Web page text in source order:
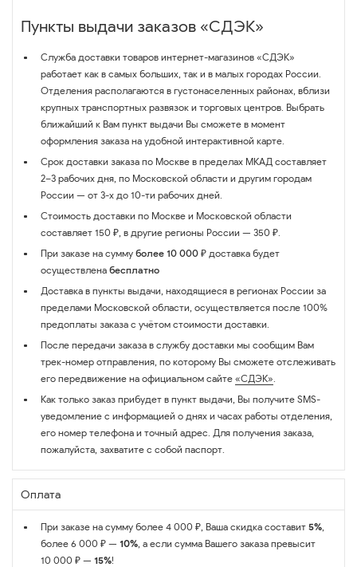
Пункты выдачи заказов «СДЭК»
Служба доставки товаров интернет-магазинов «СДЭК»
работает как в самых больших, так и в малых городах России.
Отделения располагаются в густонаселенных районах, вблизи
крупных транспортных развязок и торговых центров. Выбрать
ближайший к Вам пункт выдачи Вы сможете в момент
оформления заказа на удобной интерактивной карте.
Срок доставки заказа по Москве в пределах МКАД составляет
2–3 рабочих дня, по Московской области и другим городам
России — от 3-х до 10-ти рабочих дней.
Стоимость доставки по Москве и Московской области
составляет 150 ₽, в другие регионы России — 350 ₽.
При заказе на сумму более 10 000 ₽ доставка будет
осуществлена бесплатно
Доставка в пункты выдачи, находящиеся в регионах России за
пределами Московской области, осуществляется после 100%
предоплаты заказа с учётом стоимости доставки.
После передачи заказа в службу доставки мы сообщим Вам
трек-номер отправления, по которому Вы сможете отслеживать
его передвижение на официальном сайте «СДЭК».
Как только заказ прибудет в пункт выдачи, Вы получите SMS-
уведомление с информацией о днях и часах работы отделения,
его номер телефона и точный адрес. Для получения заказа,
пожалуйста, захватите с собой паспорт.
Оплата
При заказе на сумму более 4 000 ₽, Ваша скидка составит 5%,
более 6 000 ₽ — 10%, а если сумма Вашего заказа превысит
10 000 ₽ — 15%!